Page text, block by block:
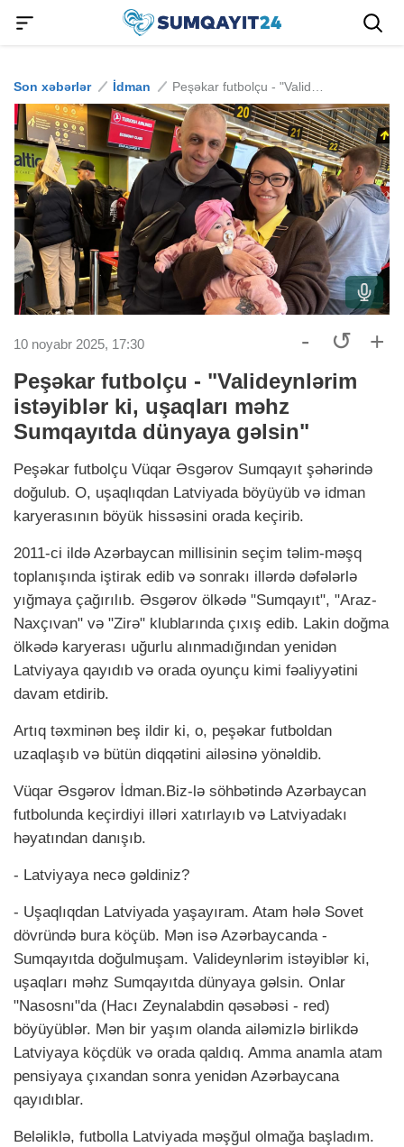
Son xəbərlər İdman
10 noyabr 2025, 17:30 - ↺ +
Peşəkar futbolçu - "Valideynlərim
istəyiblər ki, uşaqları məhz
Sumqayıtda dünyaya gəlsin"
Peşəkar futbolçu Vüqar Əsgərov Sumqayıt şəhərində
doğulub. O, uşaqlıqdan Latviyada böyüyüb və idman
karyerasının böyük hissəsini orada keçirib.
2011-ci ildə Azərbaycan millisinin seçim təlim-məşq
toplanışında iştirak edib və sonrakı illərdə dəfələrlə
yığmaya çağırılıb. Əsgərov ölkədə "Sumqayıt", "Araz-
Naxçıvan" və "Zirə" klublarında çıxış edib. Lakin doğma
ölkədə karyerası uğurlu alınmadığından yenidən
Latviyaya qayıdıb və orada oyunçu kimi fəaliyyətini
davam etdirib.
Artıq təxminən beş ildir ki, o, peşəkar futboldan
uzaqlaşıb və bütün diqqətini ailəsinə yönəldib.
Vüqar Əsgərov İdman.Biz-lə söhbətində Azərbaycan
futbolunda keçirdiyi illəri xatırlayıb və Latviyadakı
həyatından danışıb.
- Latviyaya necə gəldiniz?
- Uşaqlıqdan Latviyada yaşayıram. Atam hələ Sovet
dövründə bura köçüb. Mən isə Azərbaycanda -
Sumqayıtda doğulmuşam. Valideynlərim istəyiblər ki,
uşaqları məhz Sumqayıtda dünyaya gəlsin. Onlar
"Nasosnı"da (Hacı Zeynalabdin qəsəbəsi - red)
böyüyüblər. Mən bir yaşım olanda ailəmizlə birlikdə
Latviyaya köçdük və orada qaldıq. Amma anamla atam
pensiyaya çıxandan sonra yenidən Azərbaycana
qayıdıblar.
Beləliklə, futbolla Latviyada məşğul olmağa başladım.